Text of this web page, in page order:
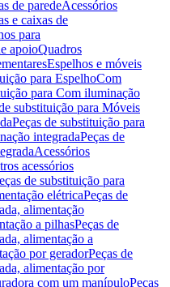
de paredeAcessórios
e caixas de
para
apoioQuadros
Espelhos e móveis
para EspelhoCom
para Com iluminação
substituição para Móveis
Peças de substituição para
integradaPeças de
Acessórios
acessórios
de substituição para
elétricaPeças de
alimentação
a pilhasPeças de
alimentação a
por geradorPeças de
alimentação por
com um manípuloPeças